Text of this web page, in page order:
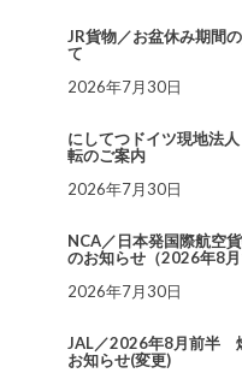
JR貨物／お盆休み期間
て
2026年7月30日
にしてつドイツ現地法
転のご案内
2026年7月30日
NCA／日本発国際航空
のお知らせ（2026年8
2026年7月30日
JAL／2026年8月前半
お知らせ(変更)